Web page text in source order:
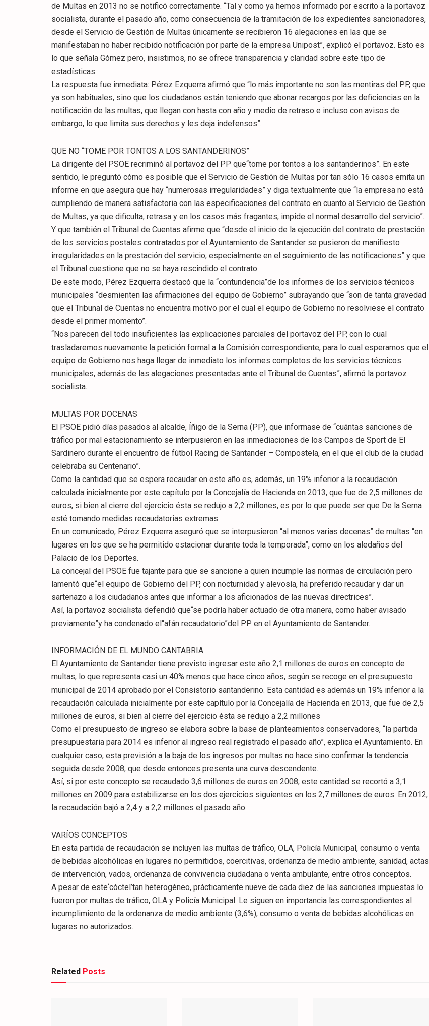
de Multas en 2013 no se notificó correctamente. “Tal y como ya hemos informado por escrito a la portavoz
socialista, durante el pasado año, como consecuencia de la tramitación de los expedientes sancionadores,
desde el Servicio de Gestión de Multas únicamente se recibieron 16 alegaciones en las que se
manifestaban no haber recibido notificación por parte de la empresa Unipost”, explicó el portavoz. Esto es
lo que señala Gómez pero, insistimos, no se ofrece transparencia y claridad sobre este tipo de
estadísticas.
La respuesta fue inmediata: Pérez Ezquerra afirmó que “lo más importante no son las mentiras del PP, que
ya son habituales, sino que los ciudadanos están teniendo que abonar recargos por las deficiencias en la
notificación de las multas, que llegan con hasta con año y medio de retraso e incluso con avisos de
embargo, lo que limita sus derechos y les deja indefensos”.
QUE NO “TOME POR TONTOS A LOS SANTANDERINOS”
La dirigente del PSOE recriminó al portavoz del PP que“tome por tontos a los santanderinos”. En este
sentido, le preguntó cómo es posible que el Servicio de Gestión de Multas por tan sólo 16 casos emita un
informe en que asegura que hay “numerosas irregularidades” y diga textualmente que “la empresa no está
cumpliendo de manera satisfactoria con las especificaciones del contrato en cuanto al Servicio de Gestión
de Multas, ya que dificulta, retrasa y en los casos más fragantes, impide el normal desarrollo del servicio”.
Y que también el Tribunal de Cuentas afirme que “desde el inicio de la ejecución del contrato de prestación
de los servicios postales contratados por el Ayuntamiento de Santander se pusieron de manifiesto
irregularidades en la prestación del servicio, especialmente en el seguimiento de las notificaciones” y que
el Tribunal cuestione que no se haya rescindido el contrato.
De este modo, Pérez Ezquerra destacó que la “contundencia”de los informes de los servicios técnicos
municipales “desmienten las afirmaciones del equipo de Gobierno” subrayando que “son de tanta gravedad
que el Tribunal de Cuentas no encuentra motivo por el cual el equipo de Gobierno no resolviese el contrato
desde el primer momento”.
“Nos parecen del todo insuficientes las explicaciones parciales del portavoz del PP, con lo cual
trasladaremos nuevamente la petición formal a la Comisión correspondiente, para lo cual esperamos que el
equipo de Gobierno nos haga llegar de inmediato los informes completos de los servicios técnicos
municipales, además de las alegaciones presentadas ante el Tribunal de Cuentas”, afirmó la portavoz
socialista.
MULTAS POR DOCENAS
El PSOE pidió días pasados al alcalde, Íñigo de la Serna (PP), que informase de “cuántas sanciones de
tráfico por mal estacionamiento se interpusieron en las inmediaciones de los Campos de Sport de El
Sardinero durante el encuentro de fútbol Racing de Santander – Compostela, en el que el club de la ciudad
celebraba su Centenario”.
Como la cantidad que se espera recaudar en este año es, además, un 19% inferior a la recaudación
calculada inicialmente por este capítulo por la Concejalía de Hacienda en 2013, que fue de 2,5 millones de
euros, si bien al cierre del ejercicio ésta se redujo a 2,2 millones, es por lo que puede ser que De la Serna
esté tomando medidas recaudatorias extremas.
En un comunicado, Pérez Ezquerra aseguró que se interpusieron “al menos varias decenas” de multas “en
lugares en los que se ha permitido estacionar durante toda la temporada”, como en los aledaños del
Palacio de los Deportes.
La concejal del PSOE fue tajante para que se sancione a quien incumple las normas de circulación pero
lamentó que“el equipo de Gobierno del PP, con nocturnidad y alevosía, ha preferido recaudar y dar un
sartenazo a los ciudadanos antes que informar a los aficionados de las nuevas directrices”.
Así, la portavoz socialista defendió que“se podría haber actuado de otra manera, como haber avisado
previamente”y ha condenado el“afán recaudatorio”del PP en el Ayuntamiento de Santander.
INFORMACIÓN DE EL MUNDO CANTABRIA
El Ayuntamiento de Santander tiene previsto ingresar este año 2,1 millones de euros en concepto de
multas, lo que representa casi un 40% menos que hace cinco años, según se recoge en el presupuesto
municipal de 2014 aprobado por el Consistorio santanderino. Esta cantidad es además un 19% inferior a la
recaudación calculada inicialmente por este capítulo por la Concejalía de Hacienda en 2013, que fue de 2,5
millones de euros, si bien al cierre del ejercicio ésta se redujo a 2,2 millones
Como el presupuesto de ingreso se elabora sobre la base de planteamientos conservadores, “la partida
presupuestaria para 2014 es inferior al ingreso real registrado el pasado año”, explica el Ayuntamiento. En
cualquier caso, esta previsión a la baja de los ingresos por multas no hace sino confirmar la tendencia
seguida desde 2008, que desde entonces presenta una curva descendente.
Así, si por este concepto se recaudado 3,6 millones de euros en 2008, este cantidad se recortó a 3,1
millones en 2009 para estabilizarse en los dos ejercicios siguientes en los 2,7 millones de euros. En 2012,
la recaudación bajó a 2,4 y a 2,2 millones el pasado año.
VARÍOS CONCEPTOS
En esta partida de recaudación se incluyen las multas de tráfico, OLA, Policía Municipal, consumo o venta
de bebidas alcohólicas en lugares no permitidos, coercitivas, ordenanza de medio ambiente, sanidad, actas
de intervención, vados, ordenanza de convivencia ciudadana o venta ambulante, entre otros conceptos.
A pesar de este‘cóctel’tan heterogéneo, prácticamente nueve de cada diez de las sanciones impuestas lo
fueron por multas de tráfico, OLA y Policía Municipal. Le siguen en importancia las correspondientes al
incumplimiento de la ordenanza de medio ambiente (3,6%), consumo o venta de bebidas alcohólicas en
lugares no autorizados.
Related Posts